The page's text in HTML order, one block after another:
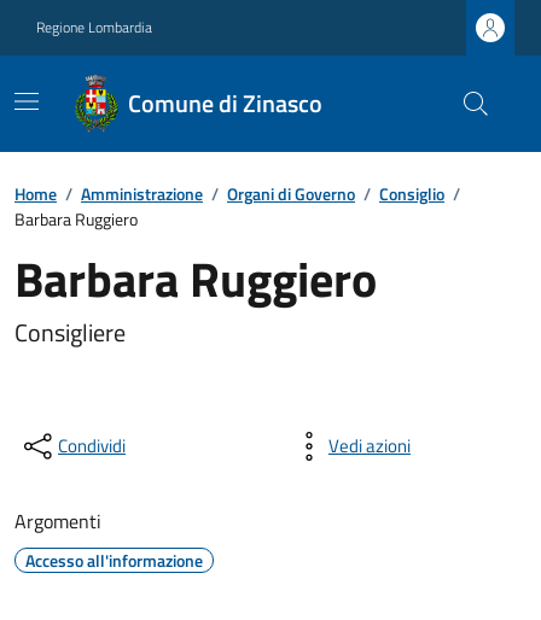
Regione Lombardia
Comune di Zinasco
Home / Amministrazione / Organi di Governo / Consiglio /
Barbara Ruggiero
Barbara Ruggiero
Consigliere
Condividi Vedi azioni
Argomenti
Accesso all'informazione